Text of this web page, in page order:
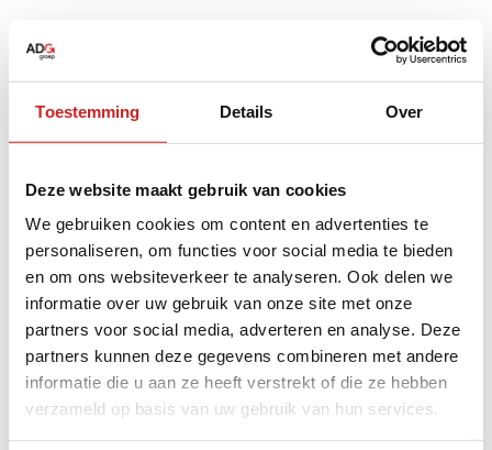
Toestemming Details Over
Deze website maakt gebruik van cookies
We gebruiken cookies om content en advertenties te
personaliseren, om functies voor social media te bieden
en om ons websiteverkeer te analyseren. Ook delen we
informatie over uw gebruik van onze site met onze
partners voor social media, adverteren en analyse. Deze
partners kunnen deze gegevens combineren met andere
informatie die u aan ze heeft verstrekt of die ze hebben
verzameld op basis van uw gebruik van hun services.